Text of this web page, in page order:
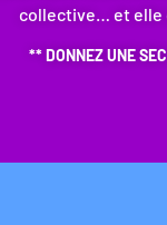
collective… et elle
** DONNEZ UNE